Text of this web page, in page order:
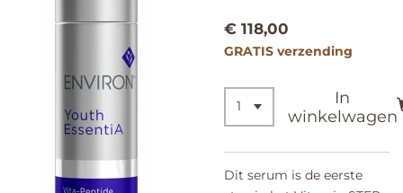
€ 118,00
GRATIS verzending
In
winkelwagen
Dit serum is de eerste